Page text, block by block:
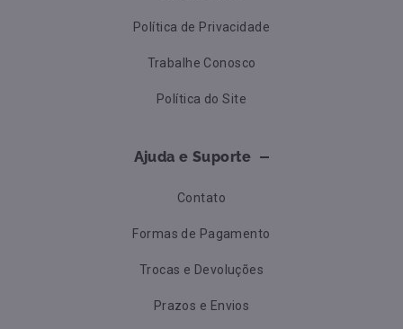
Política de Privacidade
Trabalhe Conosco
Política do Site
Ajuda e Suporte
Contato
Formas de Pagamento
Trocas e Devoluções
Prazos e Envios